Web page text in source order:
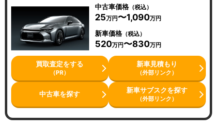
中古車価格（税込）
25万円〜1,090万円
新車価格（税込）
520万円〜830万円
買取査定をする
（PR）
新車見積もり
（外部リンク）
中古車を探す 新車サブスクを探す
（外部リンク）